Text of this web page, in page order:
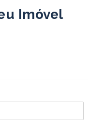
Imóvel